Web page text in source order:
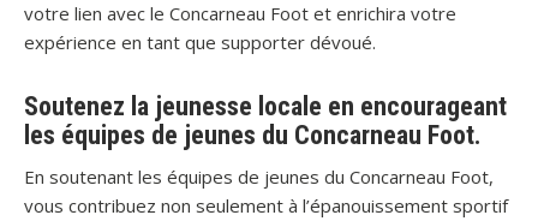
votre lien avec le Concarneau Foot et enrichira votre
expérience en tant que supporter dévoué.
Soutenez la jeunesse locale en encourageant
les équipes de jeunes du Concarneau Foot.
En soutenant les équipes de jeunes du Concarneau Foot,
vous contribuez non seulement à l’épanouissement sportif